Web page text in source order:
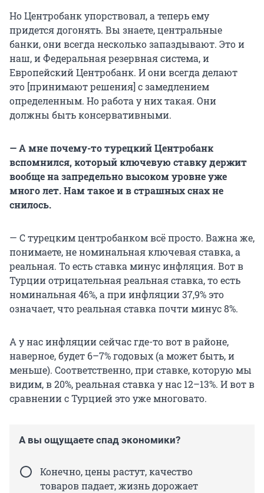
Но Центробанк упорствовал, а теперь ему
придется догонять. Вы знаете, центральные
банки, они всегда несколько запаздывают. Это и
наш, и Федеральная резервная система, и
Европейский Центробанк. И они всегда делают
это [принимают решения] с замедлением
определенным. Но работа у них такая. Они
должны быть консервативными.
— А мне почему-то турецкий Центробанк
вспомнился, который ключевую ставку держит
вообще на запредельно высоком уровне уже
много лет.Нам такое и в страшных снах не
снилось.
— С турецким центробанком всё просто. Важна же,
понимаете, не номинальная ключевая ставка, а
реальная. То есть ставка минус инфляция. Вот в
Турции отрицательная реальная ставка, то есть
номинальная 46%, а при инфляции 37,9% это
означает, что реальная ставка почти минус 8%.
А у нас инфляции сейчас где-то вот в районе,
наверное, будет 6–7% годовых (а может быть, и
меньше). Соответственно, при ставке, которую мы
видим, в 20%, реальная ставка у нас 12–13%. И вот в
сравнении с Турцией это уже многовато.
А вы ощущаете спад экономики?
Конечно, цены растут, качество
товаров падает, жизнь дорожает